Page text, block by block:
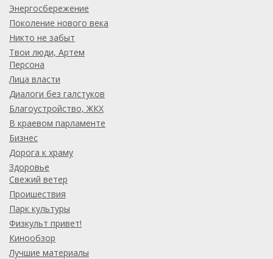
Энергосбережение
Поколение нового века
Никто не забыт
Твои люди, Артем
Персона
Лица власти
Диалоги без галстуков
Благоустройство, ЖКХ
В краевом парламенте
Бизнес
Дорога к храму
Здоровье
Свежий ветер
Проишествия
Парк культуры
Физкульт привет!
Кинообзор
Лучшие материалы